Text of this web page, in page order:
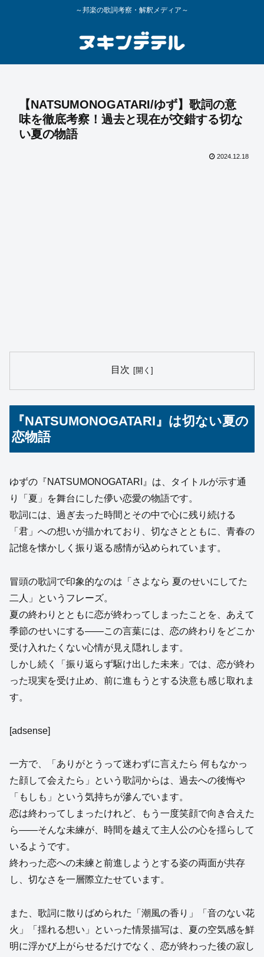
～邦楽の歌詞考察・解釈メディア～
【NATSUMONOGATARI/ゆず】歌詞の意
味を徹底考察！過去と現在が交錯する切な
い夏の物語
2024.12.18
目次
『NATSUMONOGATARI』は切ない夏の
恋物語
ゆずの『NATSUMONOGATARI』は、タイトルが示す通
り「夏」を舞台にした儚い恋愛の物語です。
歌詞には、過ぎ去った時間とその中で心に残り続ける
「君」への想いが描かれており、切なさとともに、青春の
記憶を懐かしく振り返る感情が込められています。
冒頭の歌詞で印象的なのは「さよなら 夏のせいにしてた
二人」というフレーズ。
夏の終わりとともに恋が終わってしまったことを、あえて
季節のせいにする――この言葉には、恋の終わりをどこか
受け入れたくない心情が見え隠れします。
しかし続く「振り返らず駆け出した未来」では、恋が終わ
った現実を受け止め、前に進もうとする決意も感じ取れま
す。
[adsense]
一方で、「ありがとうって迷わずに言えたら 何もなかっ
た顔して会えたら」という歌詞からは、過去への後悔や
「もしも」という気持ちが滲んでいます。
恋は終わってしまったけれど、もう一度笑顔で向き合えた
ら――そんな未練が、時間を越えて主人公の心を揺らして
いるようです。
終わった恋への未練と前進しようとする姿の両面が共存
し、切なさを一層際立たせています。
また、歌詞に散りばめられた「潮風の香り」「音のない花
火」「揺れる想い」といった情景描写は、夏の空気感を鮮
明に浮かび上がらせるだけでなく、恋が終わった後の寂し